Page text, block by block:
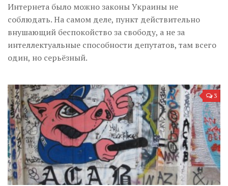
Интернета было можно законы Украины не
соблюдать. На самом деле, пункт действительно
внушающий беспокойство за свободу, а не за
интеллектуальные способности депутатов, там всего
один, но серьёзный.
3